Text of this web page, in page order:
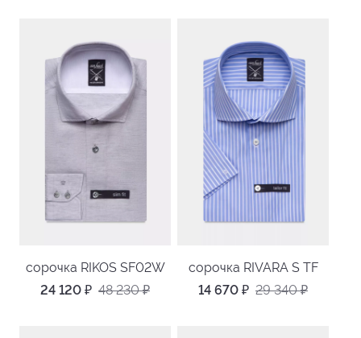
сорочка RIKOS SF02W
24 120 ₽ 48 230₽
сорочка RIVARA S TF
14 670 ₽ 29 340₽